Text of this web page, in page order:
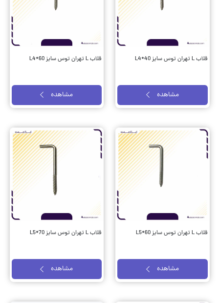
قلاب L تهران توس سایز L4*40
مشاهده
قلاب L تهران توس سایز L4*60
مشاهده
قلاب L تهران توس سایز L5*60
مشاهده
قلاب L تهران توس سایز L5*70
مشاهده